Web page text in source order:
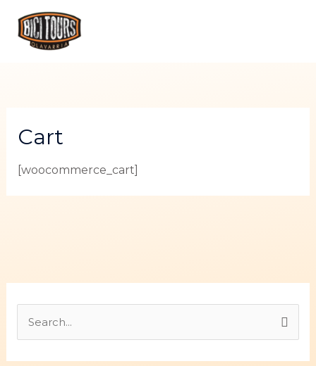
contenido
Cart
[woocommerce_cart]